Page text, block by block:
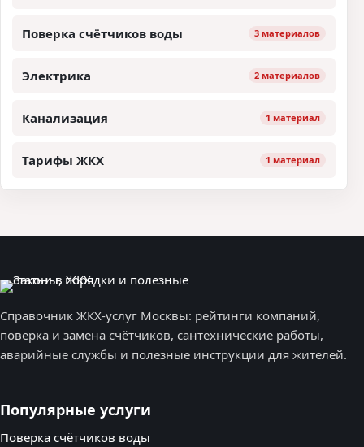
Поверка счётчиков воды 3 материалов
Электрика 2 материалов
Канализация 1 материал
Тарифы ЖКХ 1 материал
Справочник ЖКХ-услуг Москвы: рейтинги компаний,
поверка и замена счётчиков, сантехнические работы,
аварийные службы и полезные инструкции для жителей.
Популярные услуги
Поверка счётчиков воды